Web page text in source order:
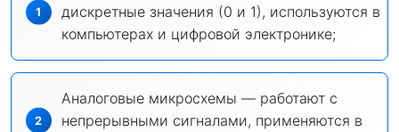
дискретные значения (0 и 1), используются в
компьютерах и цифровой электронике;
Аналоговые микросхемы — работают с
непрерывными сигналами, применяются в